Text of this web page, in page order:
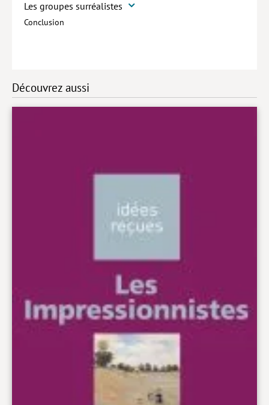
Les groupes surréalistes
Conclusion
Découvrez aussi